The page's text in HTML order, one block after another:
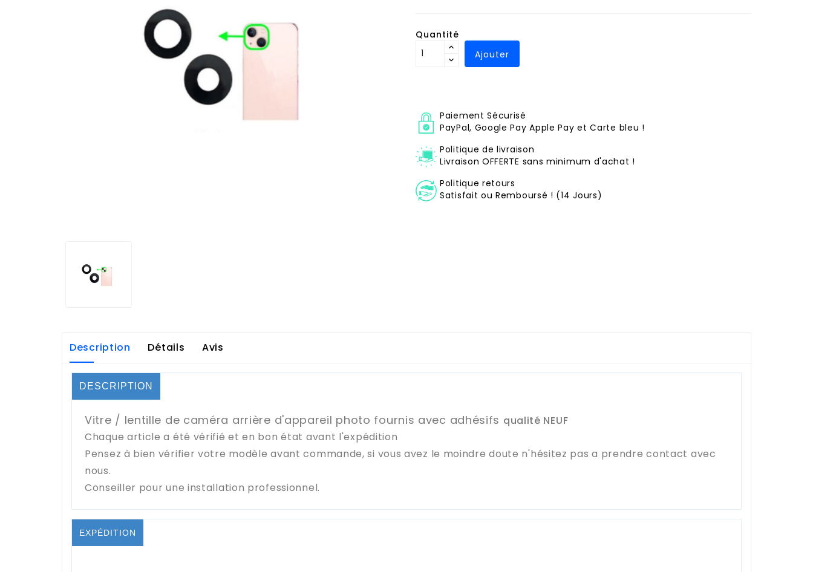
Quantité
Ajouter
Paiement Sécurisé
PayPal, Google Pay Apple Pay et Carte bleu !
Politique de livraison
Livraison OFFERTE sans minimum d'achat !
Politique retours
Satisfait ou Remboursé ! (14 Jours)
Description Détails Avis
DESCRIPTION
Vitre / lentille de caméra arrière d'appareil photo fournis avec adhésifs qualité NEUF
Chaque article a été vérifié et en bon état avant l'expédition
Pensez à bien vérifier votre modèle avant commande, si vous avez le moindre doute n'hésitez pas a prendre contact avec
nous.
Conseiller pour une installation professionnel.
EXPÉDITION